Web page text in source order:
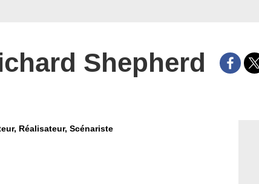
Shepherd
Réalisateur, Scénariste